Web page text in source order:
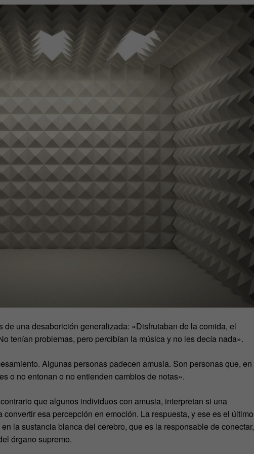
una desaborición generalizada: «Disfrutaban de la comida, el
tenían problemas, pero percibían la música y no les decía nada».
Algunas personas padecen amusia. Son personas que, en
o no entonan o no entienden cambios de notas».
que algunos individuos con amusia, interpretan si una
esa percepción en emoción. La respuesta, y ese es el último
la sustancia blanca del cerebro, que es la responsable de conectar,
órgano supremo.